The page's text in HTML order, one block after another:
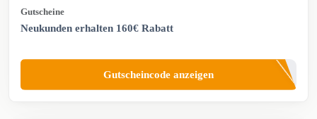
Gutscheine
Neukunden erhalten 160€ Rabatt
Gutscheincode anzeigen